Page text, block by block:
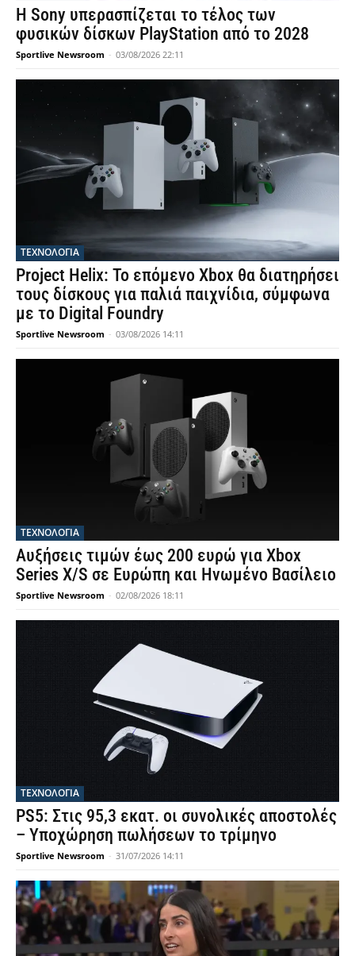
Η Sony υπερασπίζεται το τέλος των
φυσικών δίσκων PlayStation από το 2028
Sportlive Newsroom - 03/08/2026 22:11
ΤΕΧΝΟΛΟΓΙΑ
Project Helix: Το επόμενο Xbox θα διατηρήσει
τους δίσκους για παλιά παιχνίδια, σύμφωνα
με το Digital Foundry
Sportlive Newsroom - 03/08/2026 14:11
ΤΕΧΝΟΛΟΓΙΑ
Αυξήσεις τιμών έως 200 ευρώ για Xbox
Series X/S σε Ευρώπη και Ηνωμένο Βασίλειο
Sportlive Newsroom - 02/08/2026 18:11
ΤΕΧΝΟΛΟΓΙΑ
PS5: Στις 95,3 εκατ. οι συνολικές αποστολές
– Υποχώρηση πωλήσεων το τρίμηνο
Sportlive Newsroom - 31/07/2026 14:11